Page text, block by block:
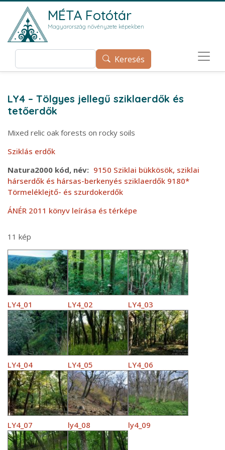
Ugrás a tartalomra
MÉTA Fotótár
Magyarország növényzete képekben
Keresés Keresés
LY4 – Tölgyes jellegű sziklaerdők és
tetőerdők
Mixed relic oak forests on rocky soils
Sziklás erdők
Natura2000 kód, név
9150 Sziklai bükkösök, sziklai
hárserdők és hársas-berkenyés sziklaerdők 9180*
Törmeléklejtő- és szurdokerdők
ÁNÉR 2011 könyv leírása és térképe
11 kép
LY4_01 LY4_02 LY4_03
LY4_04 LY4_05 LY4_06
LY4_07 ly4_08 ly4_09